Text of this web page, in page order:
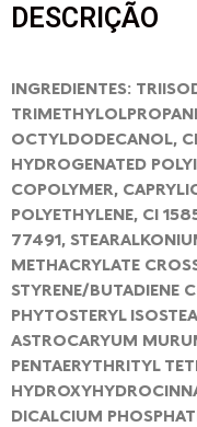
DESCRIÇÃO
INGREDIENTES:
OCTYLDODECANOL,
HYDROGENATED
COPOLYMER,
POLYETHYLENE, CI
77491,
METHACRYLATE
STYRENE/BUTADIENE
PHYTOSTERYL
ASTROCARYUM
PENTAERYTHRITYL
DICALCIUM